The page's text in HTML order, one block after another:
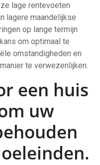
lage rentevoeten
lagere maandelijkse
op lange termijn
om optimaal te
omstandigheden en
te verwezenlijken.
een huis
uw